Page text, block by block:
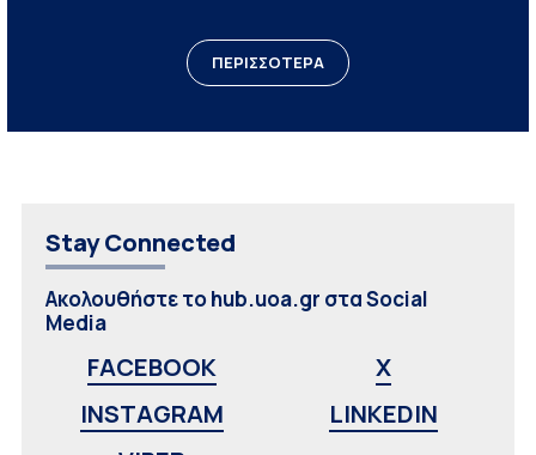
ΠΕΡΙΣΣΟΤΕΡΑ
Stay Connected
Ακολουθήστε το hub.uoa.gr στα Social
Media
FACEBOOK
X
INSTAGRAM
LINKEDIN